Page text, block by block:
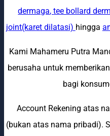
dermaga,tee bollard
joint(karet dilatasi) hingga
Kami Mahameru Putra
berusaha untuk
bagi
Account Rekening atas
(bukan atas nama pribadi).